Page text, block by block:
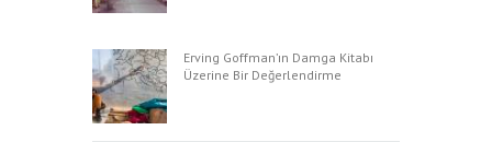
Erving Goffman’ın Damga Kitabı
Üzerine Bir Değerlendirme